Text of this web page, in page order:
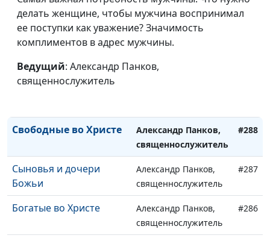
делать женщине, чтобы мужчина воспринимал
ее поступки как уважение? Значимость
комплиментов в адрес мужчины.
Ведущий: Александр Панков,
священнослужитель
Дух премудрости
Александр Панков,
священнослужитель
#291
Вера, действующая
любовью
Александр Панков,
священнослужитель
Тайна единства
Свободные во Христе
Александр Панков,
священнослужитель
#288
Сыновья и дочери
Божьи
Александр Панков,
священнослужитель
#287
Богатые во Христе
Александр Панков,
священнослужитель
#286